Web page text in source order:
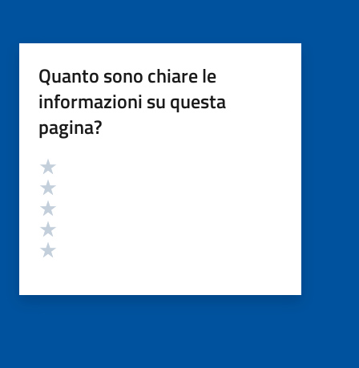
Quanto sono chiare le
informazioni su questa
pagina?
Valutazione